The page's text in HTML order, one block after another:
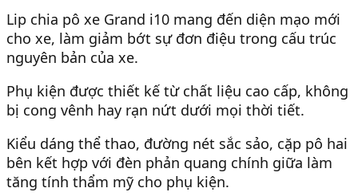
Lip chia pô xe Grand i10 mang đến diện mạo mới
cho xe, làm giảm bớt sự đơn điệu trong cấu trúc
nguyên bản của xe.
Phụ kiện được thiết kế từ chất liệu cao cấp, không
bị cong vênh hay rạn nứt dưới mọi thời tiết.
Kiểu dáng thể thao, đường nét sắc sảo, cặp pô hai
bên kết hợp với đèn phản quang chính giữa làm
tăng tính thẩm mỹ cho phụ kiện.